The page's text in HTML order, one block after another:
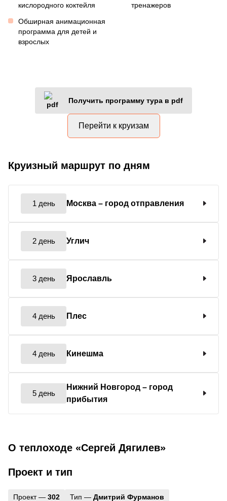
кислородного коктейля
тренажеров
Обширная анимационная
программа для детей и
взрослых
Получить программу тура в pdf
Перейти к круизам
Круизный маршрут по дням
1 день Москва – город отправления
2 день Углич
3 день Ярославль
4 день Плес
4 день Кинешма
5 день
Нижний Новгород – город
прибытия
О теплоходе «Сергей Дягилев»
Проект и тип
Проект — 302 Тип — Дмитрий Фурманов